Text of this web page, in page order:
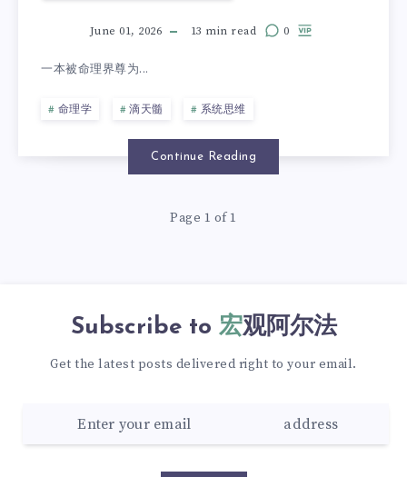
June 01, 2026 13 min read 0
一本被命理界尊为...
命理学 滴天髓 系统思维
Continue Reading
Page 1 of 1
Subscribe to 宏观阿尔法
Get the latest posts delivered right to your email.